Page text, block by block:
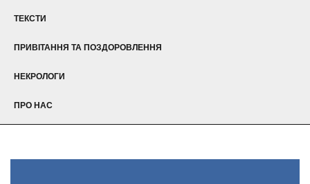
ТЕКСТИ
ПРИВІТАННЯ ТА ПОЗДОРОВЛЕННЯ
НЕКРОЛОГИ
ПРО НАС